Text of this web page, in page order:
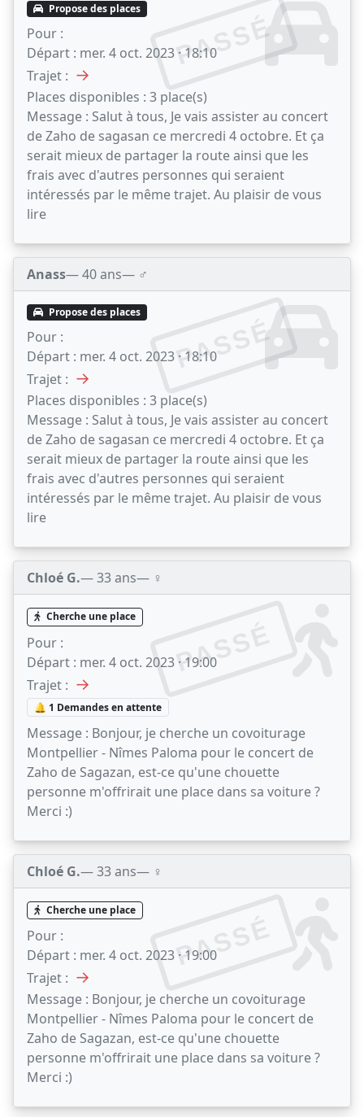
PASSÉ
Propose des places
Pour :
Départ : mer. 4 oct. 2023 · 18:10
Trajet : →
Places disponibles : 3 place(s)
Message : Salut à tous, Je vais assister au concert
de Zaho de sagasan ce mercredi 4 octobre. Et ça
serait mieux de partager la route ainsi que les
frais avec d'autres personnes qui seraient
intéressés par le même trajet. Au plaisir de vous
lire
Anass— 40 ans— ♂️
PASSÉ
Propose des places
Pour :
Départ : mer. 4 oct. 2023 · 18:10
Trajet : →
Places disponibles : 3 place(s)
Message : Salut à tous, Je vais assister au concert
de Zaho de sagasan ce mercredi 4 octobre. Et ça
serait mieux de partager la route ainsi que les
frais avec d'autres personnes qui seraient
intéressés par le même trajet. Au plaisir de vous
lire
Chloé G.— 33 ans— ♀️
PASSÉ
Cherche une place
Pour :
Départ : mer. 4 oct. 2023 · 19:00
Trajet : →
🔔 1 Demandes en attente
Message : Bonjour, je cherche un covoiturage
Montpellier - Nîmes Paloma pour le concert de
Zaho de Sagazan, est-ce qu'une chouette
personne m'offrirait une place dans sa voiture ?
Merci :)
Chloé G.— 33 ans— ♀️
PASSÉ
Cherche une place
Pour :
Départ : mer. 4 oct. 2023 · 19:00
Trajet : →
Message : Bonjour, je cherche un covoiturage
Montpellier - Nîmes Paloma pour le concert de
Zaho de Sagazan, est-ce qu'une chouette
personne m'offrirait une place dans sa voiture ?
Merci :)